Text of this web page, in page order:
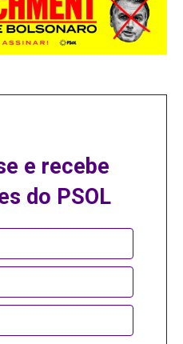
e recebe
do PSOL